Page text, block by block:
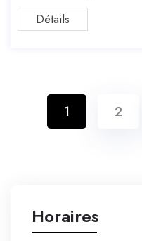
Détails
1 2
Horaires